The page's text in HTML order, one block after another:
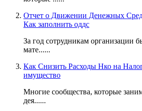
Отчет о Движении Денежных
Как заполнить оддс
За год сотрудникам организации
мате......
Как Снизить Расходы Нко на
имущество
Многие сообщества, которые
дея......